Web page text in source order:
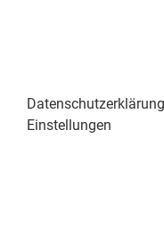
Datenschutzerklärung
Einstellungen